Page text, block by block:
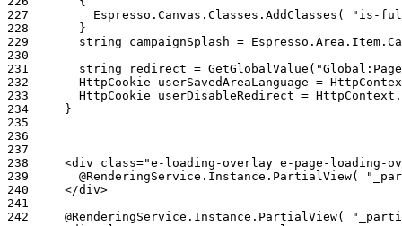
227
228
229
230
231
232
233
234
235
236
237
238
239
240
241
242